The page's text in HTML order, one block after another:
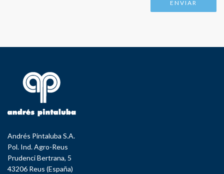
Andrés Pintaluba S.A.
Pol. Ind. Agro-Reus
Prudenci Bertrana, 5
43206 Reus (España)